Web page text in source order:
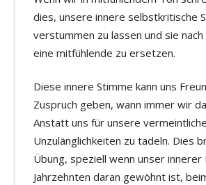
dies, unsere innere selbstkritische
verstummen zu lassen und sie nach
eine mitfühlende zu ersetzen.
Diese innere Stimme kann uns
Zuspruch geben, wann immer wir
Anstatt uns für unsere
Unzulänglichkeiten zu tadeln. Dies
Übung, speziell wenn unser
Jahrzehnten daran gewöhnt ist,